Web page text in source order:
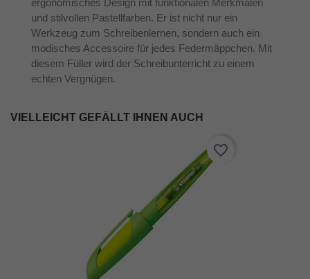
und stilvollen Pastellfarben. Er ist nicht nur ein
Werkzeug zum Schreibenlernen, sondern auch ein
modisches Accessoire für jedes Federmäppchen. Mit
diesem Füller wird der Schreibunterricht zu einem
echten Vergnügen.
VIELLEICHT GEFÄLLT IHNEN AUCH
favorite_border